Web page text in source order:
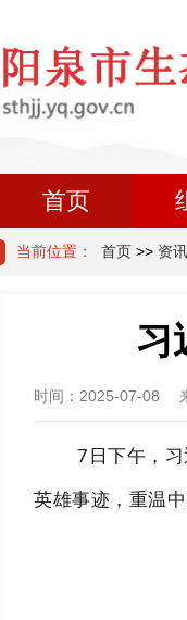
首页
当前位置： 首页 >> 资
习
时间： 2025-07-08
7日下午，
英雄事迹，重温